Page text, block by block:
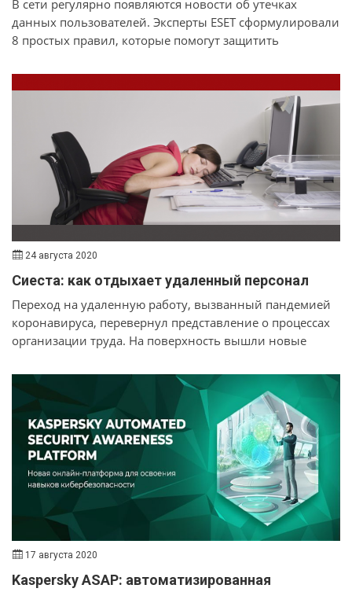
В сети регулярно появляются новости об утечках
данных пользователей. Эксперты ESET сформулировали
8 простых правил, которые помогут защитить
24 августа 2020
Сиеста: как отдыхает удаленный персонал
Переход на удаленную работу, вызванный пандемией
коронавируса, перевернул представление о процессах
организации труда. На поверхность вышли новые
с которыми ранее не сталкивались работодатели.
17 августа 2020
Kaspersky ASAP: автоматизированная